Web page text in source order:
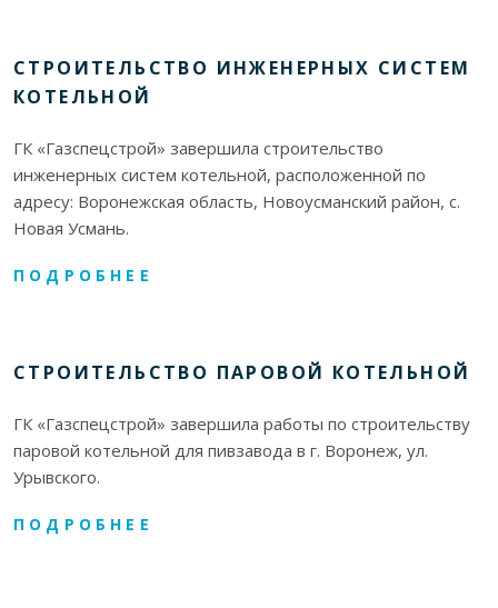
СТРОИТЕЛЬСТВО ИНЖЕНЕРНЫХ СИСТЕМ
КОТЕЛЬНОЙ
ГК «Газспецстрой» завершила строительство
инженерных систем котельной, расположенной по
адресу: Воронежская область, Новоусманский район, с.
Новая Усмань.
ПОДРОБНЕЕ
СТРОИТЕЛЬСТВО ПАРОВОЙ КОТЕЛЬНОЙ
ГК «Газспецстрой» завершила работы по строительству
паровой котельной для пивзавода в г. Воронеж, ул.
Урывского.
ПОДРОБНЕЕ